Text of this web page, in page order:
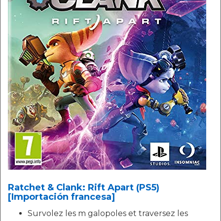
Ratchet & Clank: Rift Apart (PS5)
[Importación francesa]
Survolez les m galopoles et traversez les